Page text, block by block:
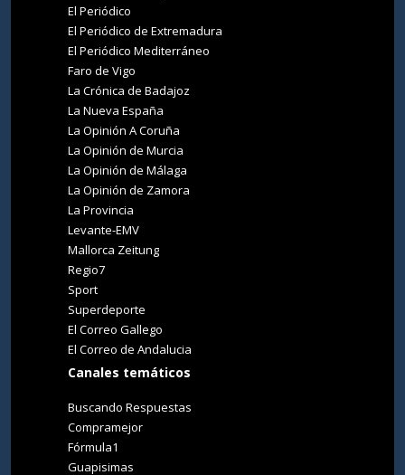
El Periódico
El Periódico de Extremadura
El Periódico Mediterráneo
Faro de Vigo
La Crónica de Badajoz
La Nueva España
La Opinión A Coruña
La Opinión de Murcia
La Opinión de Málaga
La Opinión de Zamora
La Provincia
Levante-EMV
Mallorca Zeitung
Regio7
Sport
Superdeporte
El Correo Gallego
El Correo de Andalucia
Canales temáticos
Buscando Respuestas
Compramejor
Fórmula1
Guapisimas